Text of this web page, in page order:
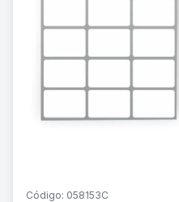
Código: 058153C